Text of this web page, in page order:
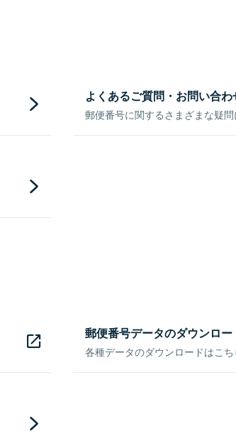
よくあるご質問・お問い合わ
郵便番号に関するさまざまな疑問
郵便番号データのダウンロー
各種データのダウンロードはこ